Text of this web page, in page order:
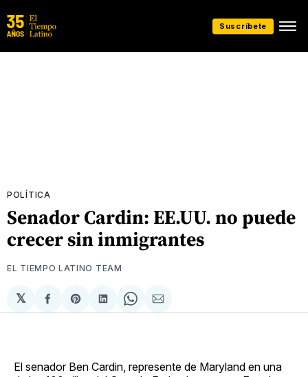
Suscríbete
POLÍTICA
Senador Cardin: EE.UU. no puede
crecer sin inmigrantes
EL TIEMPO LATINO TEAM
𝕏
Compartir
en
Share
on
Compartir
en
Share
on
Compartir
via
El senador Ben Cardin, represente de Maryland en una